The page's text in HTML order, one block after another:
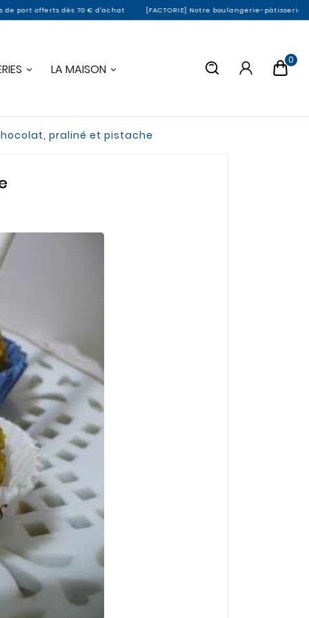
dès 70 € d'achat [FACTORIE] Notre boulangerie-pâtisserie de
LA MAISON
0
praliné et pistache